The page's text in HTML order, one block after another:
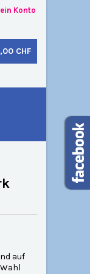
Konto
CHF
auf